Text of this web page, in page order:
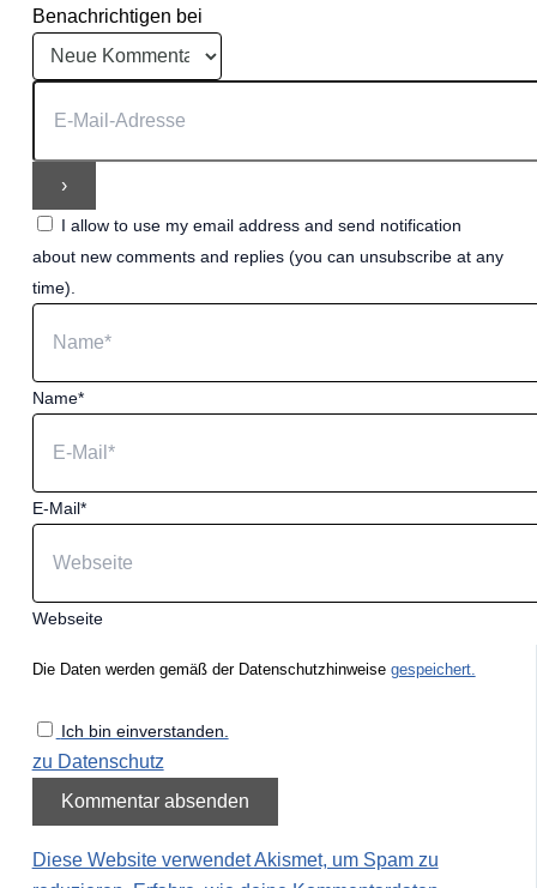
Benachrichtigen bei
I allow to use my email address and send notification
about new comments and replies (you can unsubscribe at any
time).
Name*
E-Mail*
Webseite
Die Daten werden gemäß der Datenschutzhinweise gespeichert.
Ich bin einverstanden.
zu Datenschutz
Diese Website verwendet Akismet, um Spam zu